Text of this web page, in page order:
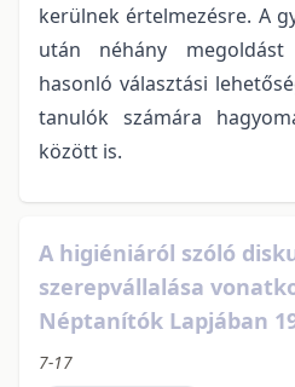
kerülnek értelmezésre. A
után néhány megoldást
hasonló választási
tanulók számára
között is.
A higiéniáról szóló
szerepvállalása
Néptanítók Lapjában
7-17